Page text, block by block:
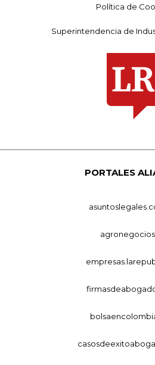
Política de
Superintendencia de
PORTALES